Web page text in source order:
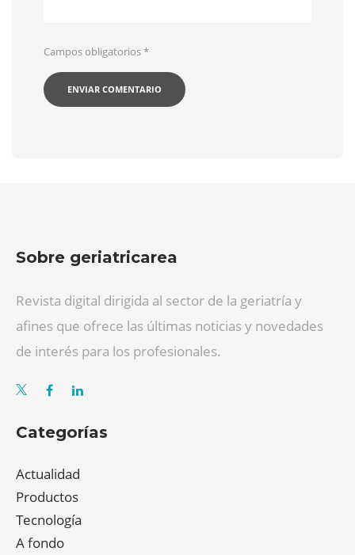
Campos obligatorios*
Sobre geriatricarea
Revista digital dirigida al sector de la geriatría y
afines que ofrece las últimas noticias y novedades
de interés para los profesionales.
Categorías
Actualidad
Productos
Tecnología
A fondo